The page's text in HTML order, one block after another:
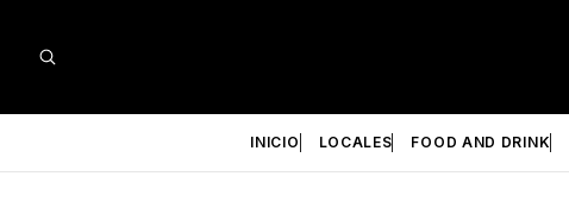
INICIO LOCALES FOOD AND DRINK